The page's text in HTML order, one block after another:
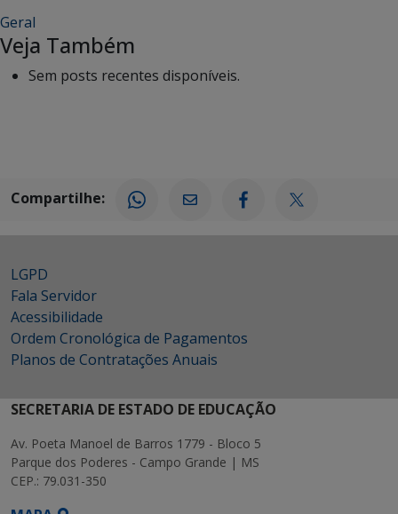
Geral
Veja Também
Sem posts recentes disponíveis.
Compartilhe:
LGPD
Fala Servidor
Acessibilidade
Ordem Cronológica de Pagamentos
Planos de Contratações Anuais
SECRETARIA DE ESTADO DE EDUCAÇÃO
Av. Poeta Manoel de Barros 1779 - Bloco 5
Parque dos Poderes - Campo Grande | MS
CEP.: 79.031-350